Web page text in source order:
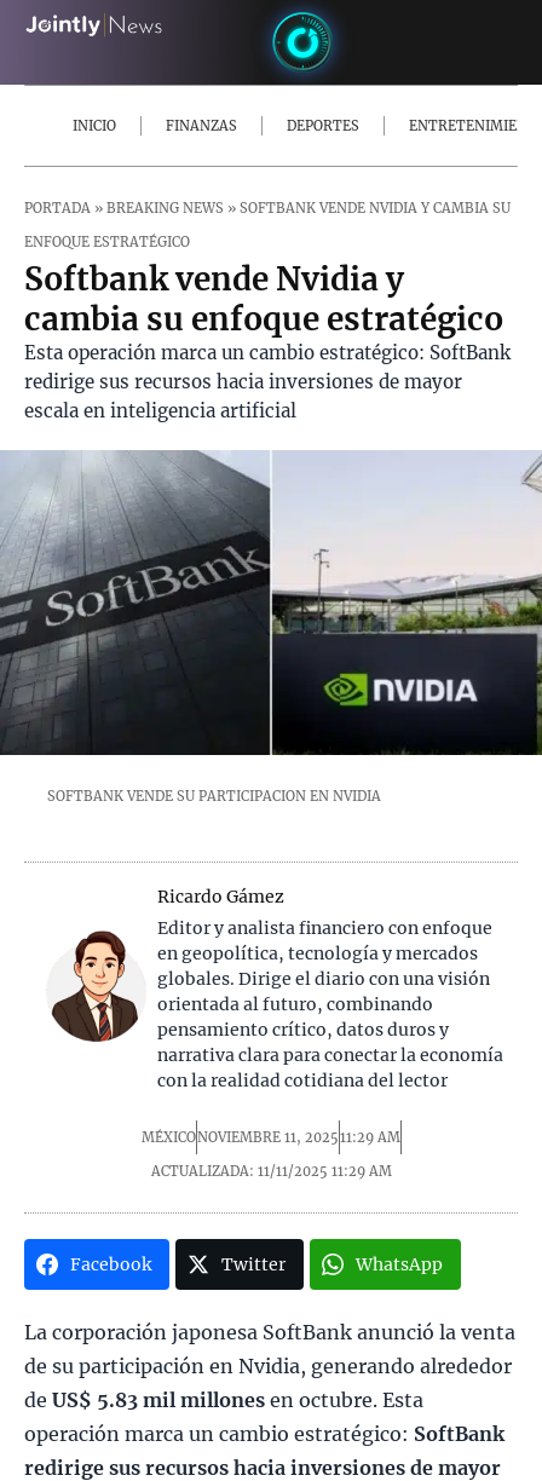
INICIO FINANZAS DEPORTES
PORTADA » BREAKING NEWS » SOFTBANK VENDE NVIDIA Y CAMBIA SU
ENFOQUE ESTRATÉGICO
Softbank vende Nvidia y
cambia su enfoque estratégico
Esta operación marca un cambio estratégico: SoftBank
redirige sus recursos hacia inversiones de mayor
escala en inteligencia artificial
SOFTBANK VENDE SU PARTICIPACION EN NVIDIA
Ricardo Gámez
Editor y analista financiero con enfoque
en geopolítica, tecnología y mercados
globales. Dirige el diario con una visión
orientada al futuro, combinando
pensamiento crítico, datos duros y
narrativa clara para conectar la economía
con la realidad cotidiana del lector
MÉXICONOVIEMBRE 11, 202511:29 AM
ACTUALIZADA: 11/11/2025 11:29 AM
Facebook Twitter WhatsApp
La corporación japonesa SoftBank anunció la venta
de su participación en Nvidia, generando alrededor
de US$ 5.83 mil millones en octubre. Esta
operación marca un cambio estratégico: SoftBank
redirige sus recursos hacia inversiones de mayor